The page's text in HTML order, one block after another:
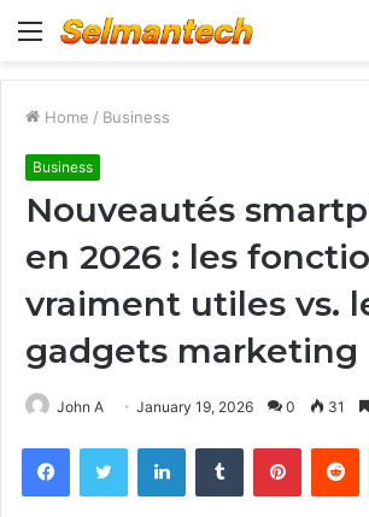
Menu
Home / Business
Business
Nouveautés
en 2026 : les
vraiment utiles vs.
gadgets marketing
John A January 19, 2026 0 31
FacebookTwitter LinkedInTumblr Pinterest